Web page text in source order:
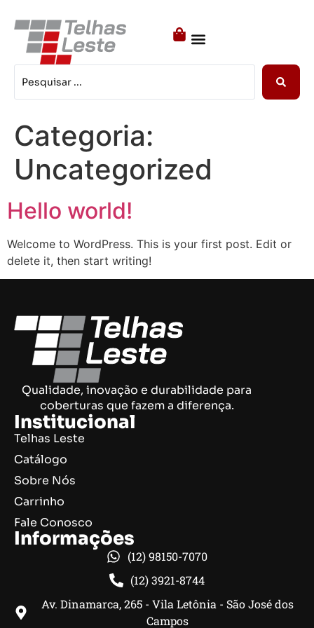
Categoria:
Uncategorized
Hello world!
Welcome to WordPress. This is your first post. Edit or
delete it, then start writing!
Qualidade, inovação e durabilidade para
coberturas que fazem a diferença.
Institucional
Telhas Leste
Catálogo
Sobre Nós
Carrinho
Fale Conosco
Informações
(12) 98150-7070
(12) 3921-8744
Av. Dinamarca, 265 - Vila Letônia - São José dos
Campos